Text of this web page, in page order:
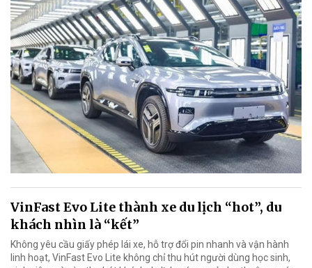
VinFast Evo Lite thành xe du lịch “hot”, du
khách nhìn là “kết”
Không yêu cầu giấy phép lái xe, hỗ trợ đổi pin nhanh và vận hành
linh hoạt, VinFast Evo Lite không chỉ thu hút người dùng học sinh,